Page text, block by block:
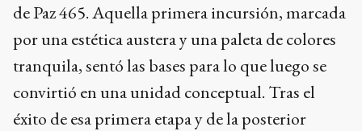
de Paz 465. Aquella primera incursión, marcada
por una estética austera y una paleta de colores
tranquila, sentó las bases para lo que luego se
convirtió en una unidad conceptual. Tras el
éxito de esa primera etapa y de la posterior